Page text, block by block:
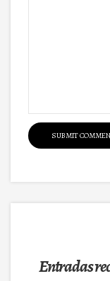
Entradas